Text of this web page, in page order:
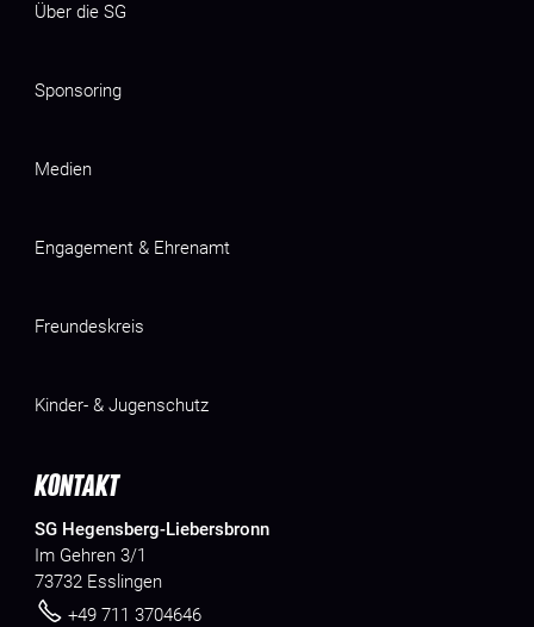
Über die SG
Sponsoring
Medien
Engagement & Ehrenamt
Freundeskreis
Kinder- & Jugenschutz
KONTAKT
SG Hegensberg-Liebersbronn
Im Gehren 3/1
73732 Esslingen
+49 711 3704646